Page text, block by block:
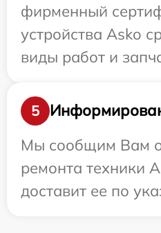
фирменный
устройства Asko
виды работ и
5
Мы сообщим Вам
ремонта техники
доставит ее по